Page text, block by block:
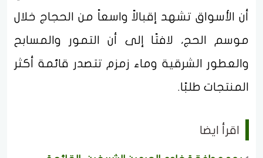
أن الأسواق تشهد إقبالاً واسعاً من الحجاج خلال
موسم الحج، لافتًا إلى أن التمور والمسابح
والعطور الشرقية وماء زمزم تتصدر قائمة أكثر
المنتجات طلبًا.
اقرأ ايضا